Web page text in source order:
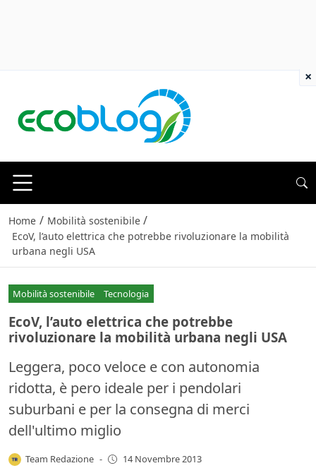
Home / Mobilità sostenibile /
EcoV, l’auto elettrica che potrebbe rivoluzionare la mobilità
urbana negli USA
Mobilità sostenibile Tecnologia
EcoV, l’auto elettrica che potrebbe
rivoluzionare la mobilità urbana negli USA
Leggera, poco veloce e con autonomia
ridotta, è pero ideale per i pendolari
suburbani e per la consegna di merci
dell'ultimo miglio
Team Redazione - 14 Novembre 2013
×